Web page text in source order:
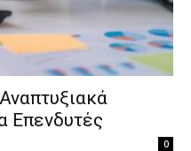
Επενδυτές
0